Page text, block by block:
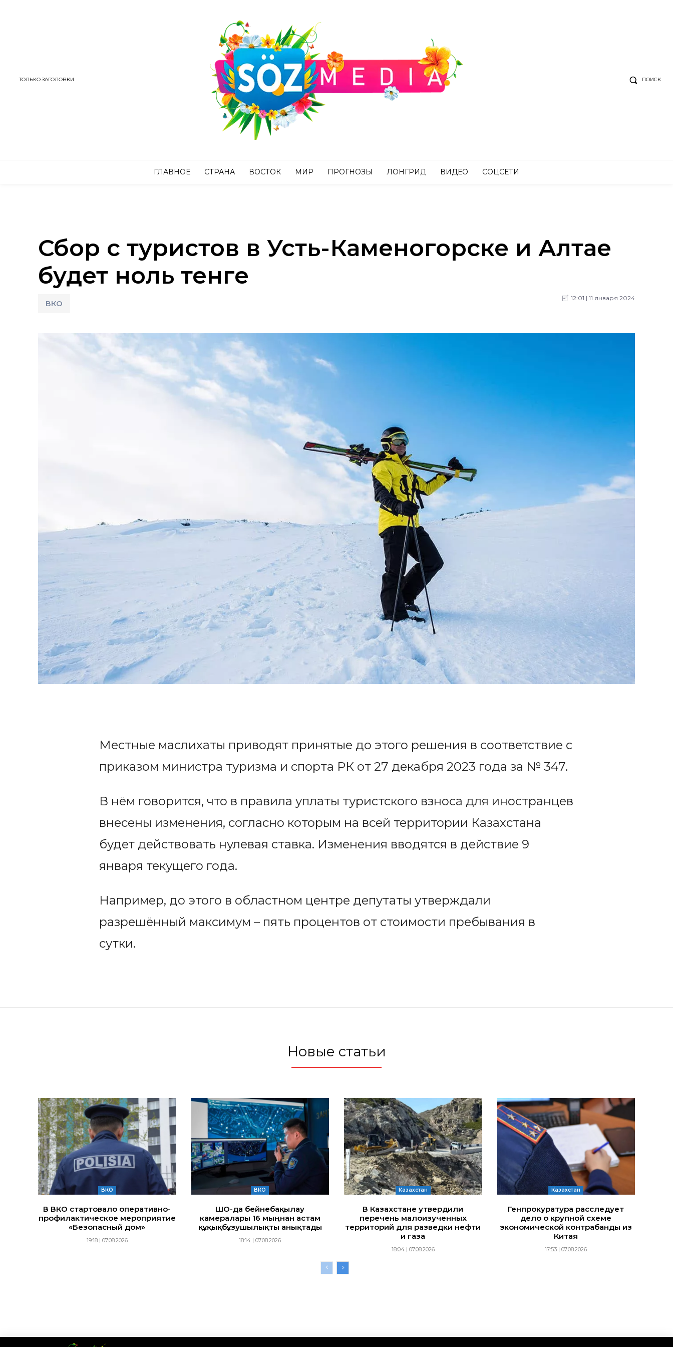
ТОЛЬКО ЗАГОЛОВКИ ПОИСК
ГЛАВНОЕ СТРАНА ВОСТОК МИР ПРОГНОЗЫ ЛОНГРИД ВИДЕО СОЦСЕТИ
Сбор с туристов в Усть-Каменогорске и Алтае
будет ноль тенге
ВКО
12:01 | 11 января 2024
Местные маслихаты приводят принятые до этого решения в соответствие с
приказом министра туризма и спорта РК от 27 декабря 2023 года за № 347.
В нём говорится, что в правила уплаты туристского взноса для иностранцев
внесены изменения, согласно которым на всей территории Казахстана
будет действовать нулевая ставка. Изменения вводятся в действие 9
января текущего года.
Например, до этого в областном центре депутаты утверждали
разрешённый максимум – пять процентов от стоимости пребывания в
сутки.
Новые статьи
ВКО
В ВКО стартовало оперативно-
профилактическое мероприятие
«Безопасный дом»
19:18 | 07.08.2026
ВКО
ШҚО-да бейнебақылау
камералары 16 мыңнан астам
құқықбұзушылықты анықтады
18:14 | 07.08.2026
Казахстан
В Казахстане утвердили
перечень малоизученных
территорий для разведки нефти
и газа
18:04 | 07.08.2026
Казахстан
Генпрокуратура расследует
дело о крупной схеме
экономической контрабанды из
Китая
17:53 | 07.08.2026